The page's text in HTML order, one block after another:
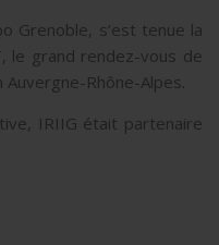
Grenoble, s’est tenue la
le grand rendez-vous de
Auvergne-Rhône-Alpes.
IRIIG était partenaire